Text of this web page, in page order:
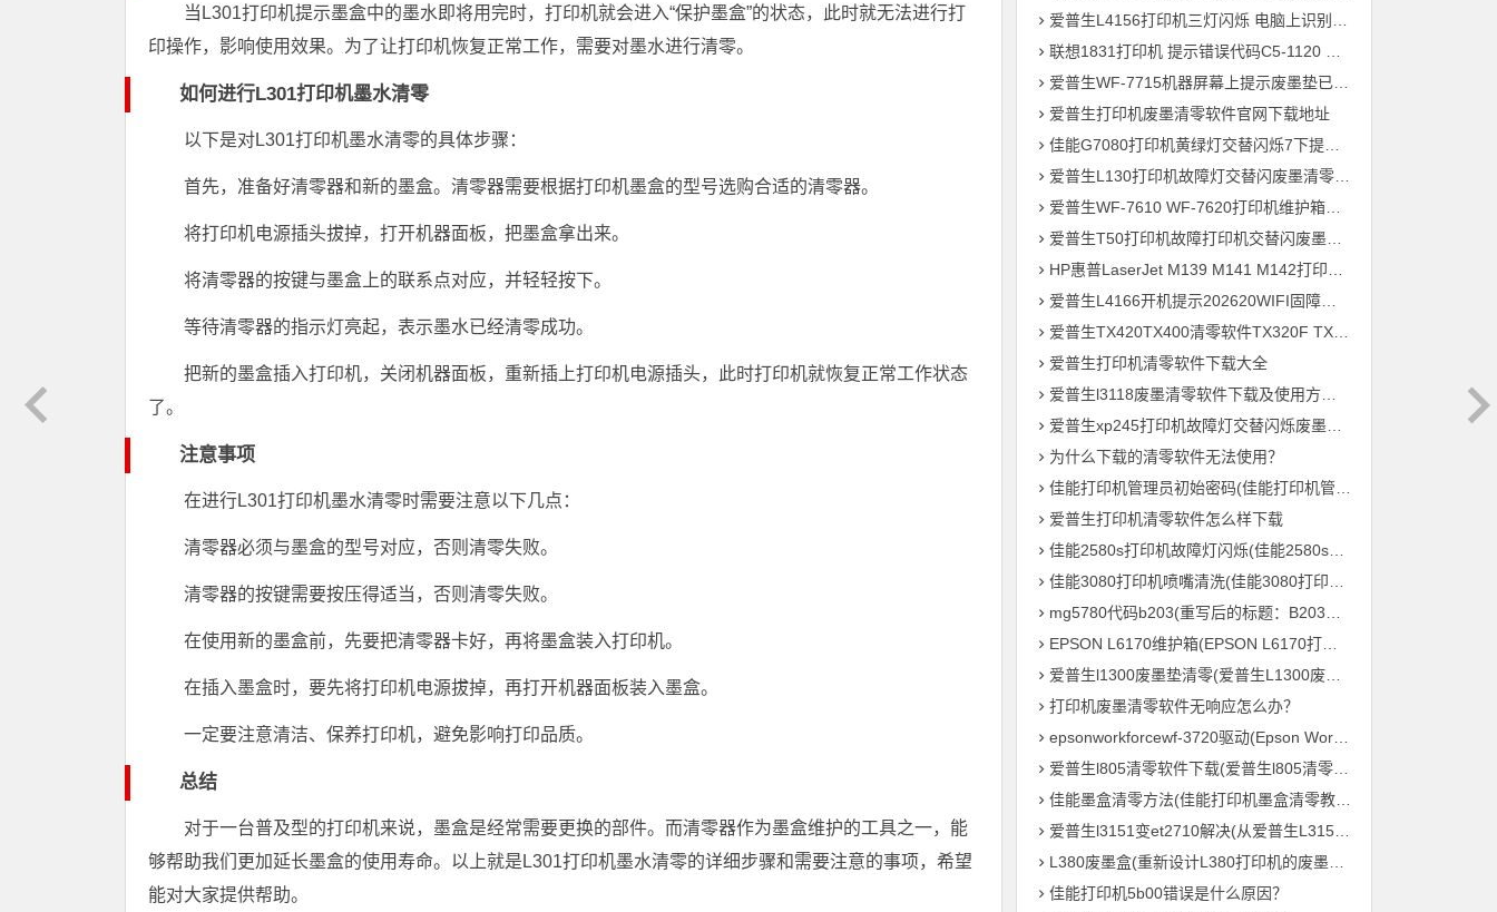
当L301打印机提示墨盒中的墨水即将用完时，打印机就会进入“保护墨盒”的状态，此时就无法进行打
印操作，影响使用效果。为了让打印机恢复正常工作，需要对墨水进行清零。
如何进行L301打印机墨水清零
以下是对L301打印机墨水清零的具体步骤：
首先，准备好清零器和新的墨盒。清零器需要根据打印机墨盒的型号选购合适的清零器。
将打印机电源插头拔掉，打开机器面板，把墨盒拿出来。
将清零器的按键与墨盒上的联系点对应，并轻轻按下。
等待清零器的指示灯亮起，表示墨水已经清零成功。
把新的墨盒插入打印机，关闭机器面板，重新插上打印机电源插头，此时打印机就恢复正常工作状态
了。
注意事项
在进行L301打印机墨水清零时需要注意以下几点：
清零器必须与墨盒的型号对应，否则清零失败。
清零器的按键需要按压得适当，否则清零失败。
在使用新的墨盒前，先要把清零器卡好，再将墨盒装入打印机。
在插入墨盒时，要先将打印机电源拔掉，再打开机器面板装入墨盒。
一定要注意清洁、保养打印机，避免影响打印品质。
总结
对于一台普及型的打印机来说，墨盒是经常需要更换的部件。而清零器作为墨盒维护的工具之一，能
够帮助我们更加延长墨盒的使用寿命。以上就是L301打印机墨水清零的详细步骤和需要注意的事项，希望
能对大家提供帮助。
爱普生L4156打印机三灯闪烁 电脑上识别ET-2700型号 刷固件快速解决问题
联想1831打印机 提示错误代码C5-1120 C6-1120提示更换新的转印带装置 定影组件装置 快速解决方案
爱普生WF-7715机器屏幕上提示废墨垫已到使用寿命用软件清零快速解决问题
爱普生打印机废墨清零软件官网下载地址
佳能G7080打印机黄绿灯交替闪烁7下提示5B00废墨清零教程
爱普生L130打印机故障灯交替闪废墨清零软件下载方法教程
爱普生WF-7610 WF-7620打印机维护箱寿命清零不识别墨盒远程刷机
爱普生T50打印机故障打印机交替闪废墨清零软件下载教程
HP惠普LaserJet M139 M141 M142打印机屏幕显示电脑上识别机器型号为3020
爱普生L4166开机提示202620WIFI固障维修教程
爱普生TX420TX400清零软件TX320F TX700w打印机废墨收集垫满
爱普生打印机清零软件下载大全
爱普生l3118废墨清零软件下载及使用方法教程
爱普生xp245打印机故障灯交替闪烁废墨清零软件下载及使用方法教程
为什么下载的清零软件无法使用？
佳能打印机管理员初始密码(佳能打印机管理员默认密码是什么？)
爱普生打印机清零软件怎么样下载
佳能2580s打印机故障灯闪烁(佳能2580s打印机故障灯频繁闪烁怎么办？)
佳能3080打印机喷嘴清洗(佳能3080打印机喷头清理方法)
mg5780代码b203(重写后的标题：B203毛绒鸟打印机 – MG5780系列的新成员)
EPSON L6170维护箱(EPSON L6170打印机维护盒的重要性)
爱普生l1300废墨垫清零(爱普生L1300废墨垫重置，让您的打印机继续高效输出！)
打印机废墨清零软件无响应怎么办？
epsonworkforcewf-3720驱动(Epson WorkForce WF-3720 打印机驱动下载及安装教程)
爱普生l805清零软件下载(爱普生l805清零软件免费下载)
佳能墨盒清零方法(佳能打印机墨盒清零教程，轻松零成本重复利用)
爱普生l3151变et2710解决(从爱普生L3151到ET2710：打印机参数全解析)
L380废墨盒(重新设计L380打印机的废墨处理系统)
佳能打印机5b00错误是什么原因？